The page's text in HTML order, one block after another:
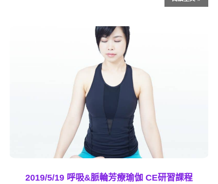
2019/5/19 呼吸&脈輪芳療瑜伽 CE研習課程